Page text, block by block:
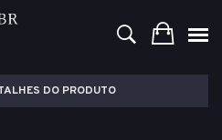
DO PRODUTO